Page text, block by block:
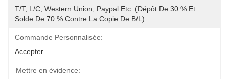
T/T, L/C, Western Union, Paypal Etc. (dépôt De 30 % Et
Solde De 70 % Contre La Copie De B/L)
Commande Personnalisée:
Accepter
Mettre en évidence: